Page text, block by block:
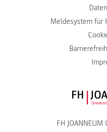
Meldesystem für
FH